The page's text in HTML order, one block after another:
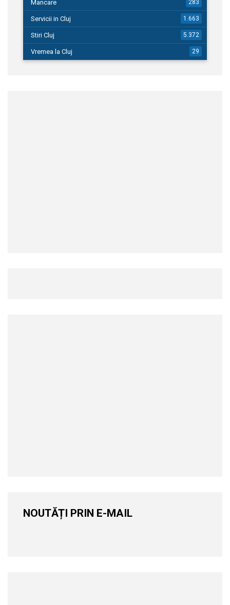
Mancare 283
Servicii in Cluj 1.663
Stiri Cluj 5.372
Vremea la Cluj 29
NOUTĂȚI PRIN E-MAIL